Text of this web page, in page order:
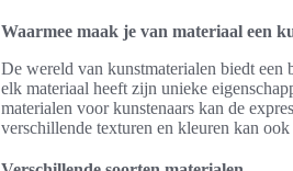
Waarmee maak je van materiaal een
De wereld van kunstmaterialen biedt een
elk materiaal heeft zijn unieke
materialen voor kunstenaars kan de
verschillende texturen en kleuren kan